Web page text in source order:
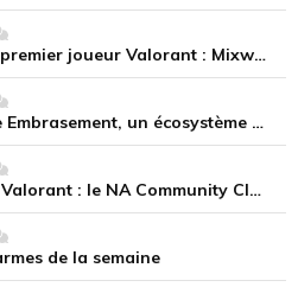
G2 Esports accueille son premier joueur Valorant : Mixwell
Riot Games lance la série Embrasement, un écosystème compétitif pour VALORANT
Le meilleur de la bêta de Valorant : le NA Community Closed Beta Highlights
de la semaine